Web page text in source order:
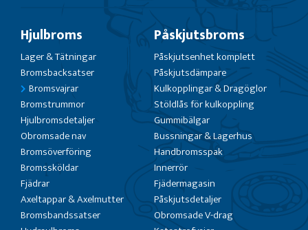
Hjulbroms
Lager & Tätningar
Bromsbacksatser
Bromsvajrar
Bromstrummor
Hjulbromsdetaljer
Obromsade nav
Bromsöverföring
Bromssköldar
Fjädrar
Axeltappar & Axelmutter
Bromsbandssatser
Påskjutsbroms
Påskjutsenhet komplett
Påskjutsdämpare
Kulkopplingar & Dragöglor
Stöldlås för kulkoppling
Gummibälgar
Bussningar & Lagerhus
Handbromsspak
Innerrör
Fjädermagasin
Påskjutsdetaljer
Obromsade V-drag